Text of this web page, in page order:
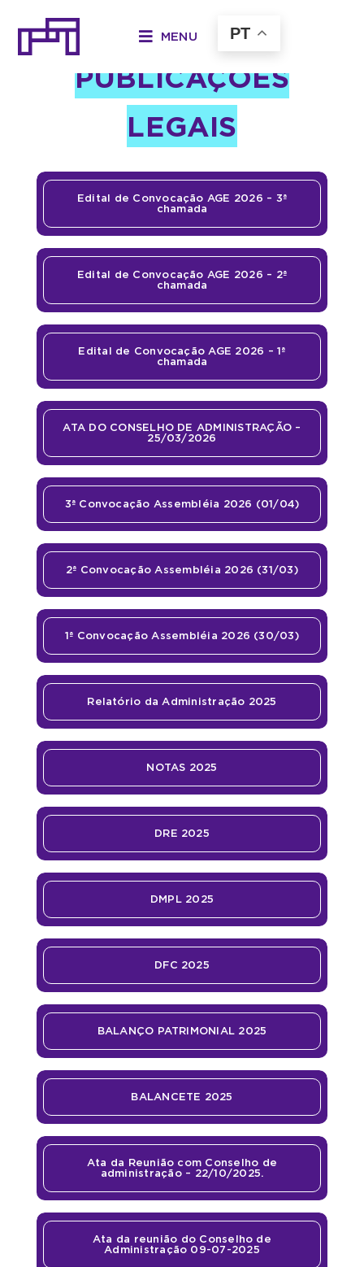
para
MENU PT
PUBLICAÇÕES
LEGAIS
Edital de Convocação AGE 2026 – 3ª
chamada
Edital de Convocação AGE 2026 – 2ª
chamada
Edital de Convocação AGE 2026 – 1ª
chamada
ATA DO CONSELHO DE ADMINISTRAÇÃO –
25/03/2026
3ª Convocação Assembléia 2026 (01/04)
2ª Convocação Assembléia 2026 (31/03)
1ª Convocação Assembléia 2026 (30/03)
Relatório da Administração 2025
NOTAS 2025
DRE 2025
DMPL 2025
DFC 2025
BALANÇO PATRIMONIAL 2025
BALANCETE 2025
Ata da Reunião com Conselho de
administração – 22/10/2025.
Ata da reunião do Conselho de
Administração 09-07-2025